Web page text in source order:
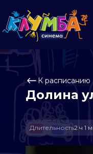
К расписанию
Долина
Длительность2 ч 1